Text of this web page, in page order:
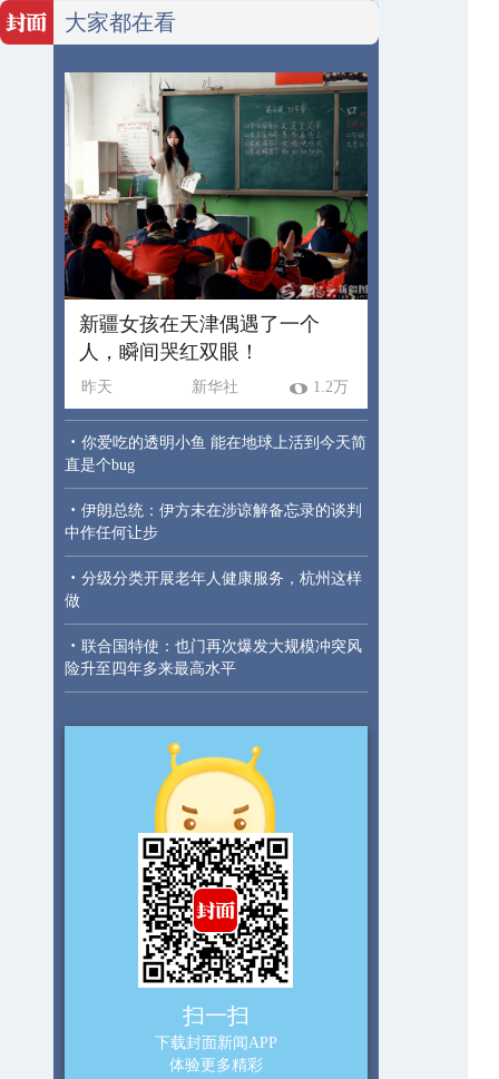
大家都在看
新疆女孩在天津偶遇了一个
人，瞬间哭红双眼！
昨天 新华社 1.2万
· 你爱吃的透明小鱼 能在地球上活到今天简
直是个bug
· 伊朗总统：伊方未在涉谅解备忘录的谈判
中作任何让步
· 分级分类开展老年人健康服务，杭州这样
做
· 联合国特使：也门再次爆发大规模冲突风
险升至四年多来最高水平
扫一扫
下载封面新闻APP
体验更多精彩